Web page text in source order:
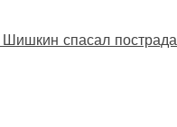
Шишкин спасал